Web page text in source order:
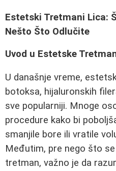
Estetski Tretmani Lica:
Nešto Što Odlučite
Uvod u Estetske
U današnje vreme,
botoksa, hijaluronskih
sve popularniji. Mnoge
procedure kako bi
smanjile bore ili vratile
Međutim, pre nego što
tretman, važno je da